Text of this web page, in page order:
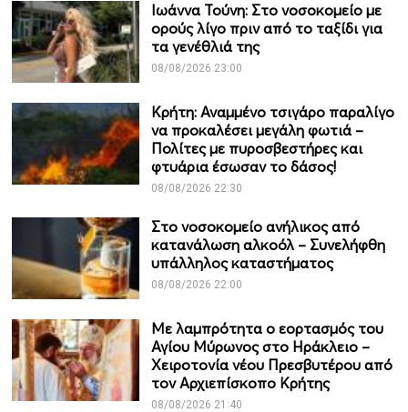
Ιωάννα Τούνη: Στο νοσοκομείο με
ορούς λίγο πριν από το ταξίδι για
τα γενέθλιά της
08/08/2026 23:00
Κρήτη: Αναμμένο τσιγάρο παραλίγο
να προκαλέσει μεγάλη φωτιά –
Πολίτες με πυροσβεστήρες και
φτυάρια έσωσαν το δάσος!
08/08/2026 22:30
Στο νοσοκομείο ανήλικος από
κατανάλωση αλκοόλ – Συνελήφθη
υπάλληλος καταστήματος
08/08/2026 22:00
Με λαμπρότητα ο εορτασμός του
Αγίου Μύρωνος στο Ηράκλειο –
Χειροτονία νέου Πρεσβυτέρου από
τον Αρχιεπίσκοπο Κρήτης
08/08/2026 21:40